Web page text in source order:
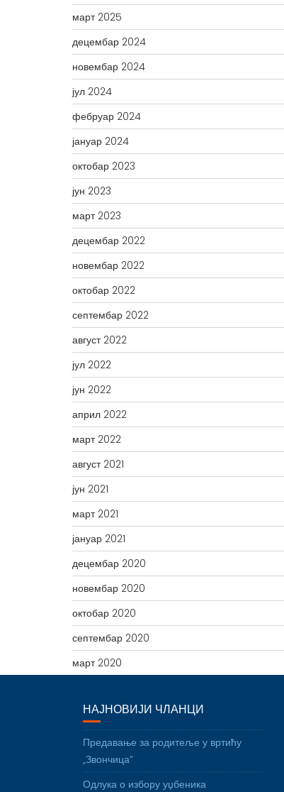
март 2025
децембар 2024
новембар 2024
јул 2024
фебруар 2024
јануар 2024
октобар 2023
јун 2023
март 2023
децембар 2022
новембар 2022
октобар 2022
септембар 2022
август 2022
јул 2022
јун 2022
април 2022
март 2022
август 2021
јун 2021
март 2021
јануар 2021
децембар 2020
новембар 2020
октобар 2020
септембар 2020
март 2020
НАЈНОВИЈИ ЧЛАНЦИ
Предавање за родитеље у вртићу
„Звончица“
Одлука о избору уџбеника